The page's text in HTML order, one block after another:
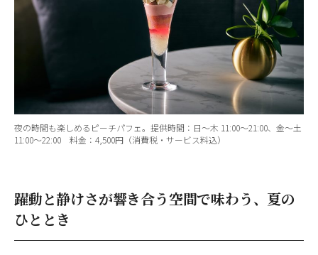
夜の時間も楽しめるピーチパフェ。提供時間：⽇〜⽊ 11:00〜21:00、⾦〜⼟
11:00〜22:00 料⾦：4,500円（消費税・サービス料込）
躍動と静けさが響き合う空間で味わう、夏の
ひととき